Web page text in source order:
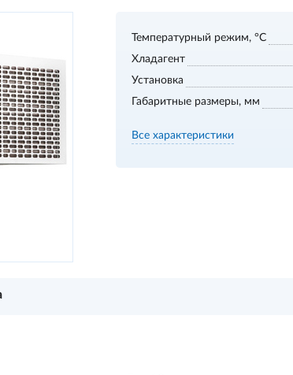
Температурный режим, °С
Хладагент
Установка
Габаритные размеры, мм
Все характеристики